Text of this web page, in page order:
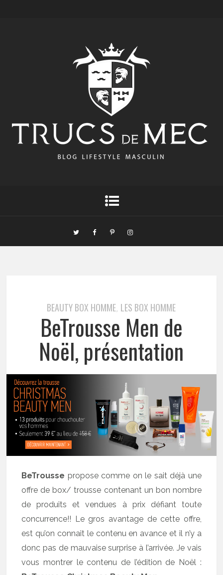
BEAUTY BOX HOMME, LES BOX HOMME
BeTrousse Men de
Noël, présentation
BeTrousse propose comme on le sait déjà une
offre de box/ trousse contenant un bon nombre
de produits et vendues à prix défiant toute
concurrence!! Le gros avantage de cette offre,
est qu’on connait le contenu en avance et il n’y a
donc pas de mauvaise surprise à l’arrivée. Je vais
vous montrer le contenu de l’édition de Noël :